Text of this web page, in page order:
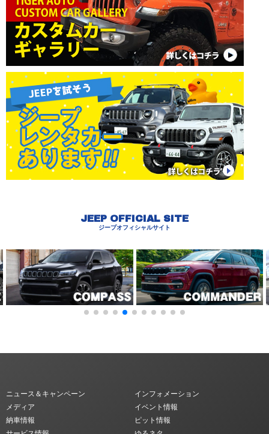
JEEP OFFICIAL SITE
ジープオフィシャルサイト
ニュース＆キャンペーン
インフォメーション
メディア
イベント情報
納車情報
ピット情報